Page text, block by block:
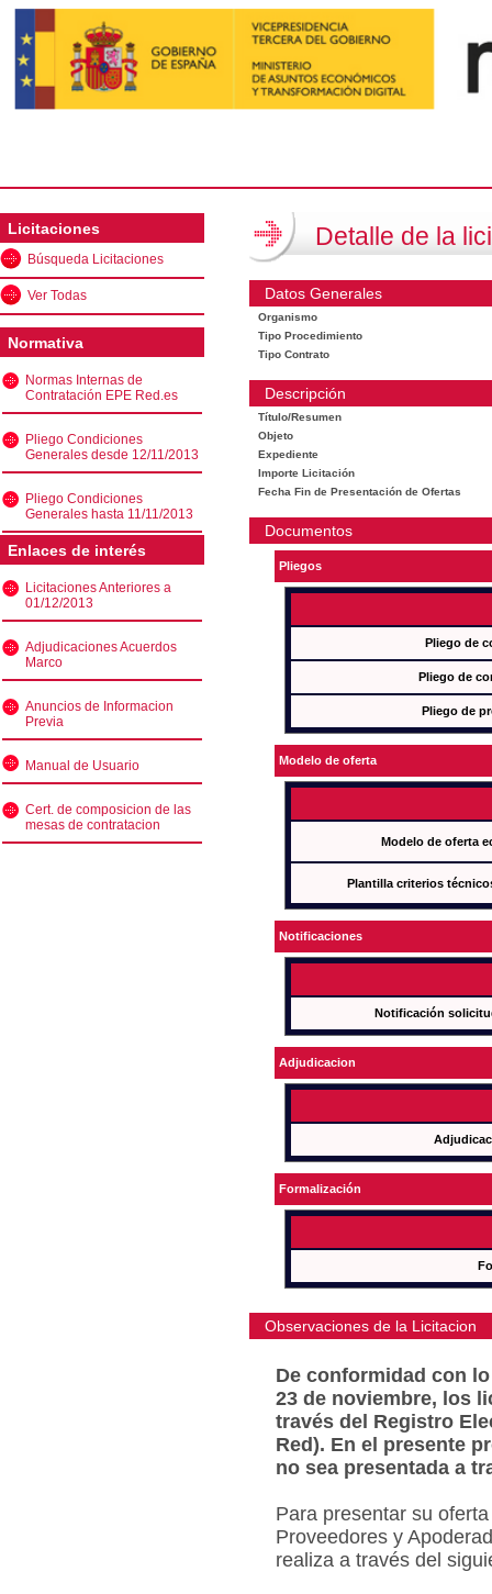
Licitaciones
Búsqueda Licitaciones
Ver Todas
Normativa
Normas Internas de
Contratación EPE Red.es
Pliego Condiciones
Generales desde 12/11/2013
Pliego Condiciones
Generales hasta 11/11/2013
Enlaces de interés
Licitaciones Anteriores a
01/12/2013
Adjudicaciones Acuerdos
Marco
Anuncios de Informacion
Previa
Manual de Usuario
Cert. de composicion de las
mesas de contratacion
Detalle de la
Datos Generales
Organismo
Tipo Procedimiento
Tipo Contrato
Descripción
Título/Resumen
Objeto
Expediente
Importe Licitación
Fecha Fin de Presentación de Ofertas
Documentos
Pliegos
Pliego de
Pliego de
Pliego de
Modelo de oferta
Modelo de oferta
Plantilla criterios
Notificaciones
Notificación
Adjudicacion
Formalización
Observaciones de la Licitacion
De conformidad con
23 de noviembre, los
través del Registro
Red). En el presente
no sea presentada a
Para presentar su
Proveedores y
realiza a través del